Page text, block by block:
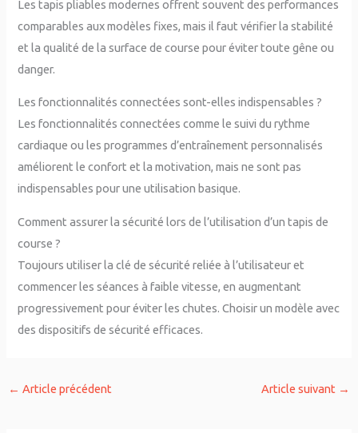
Les tapis pliables modernes offrent souvent des performances
comparables aux modèles fixes, mais il faut vérifier la stabilité
et la qualité de la surface de course pour éviter toute gêne ou
danger.
Les fonctionnalités connectées sont-elles indispensables ?
Les fonctionnalités connectées comme le suivi du rythme
cardiaque ou les programmes d’entraînement personnalisés
améliorent le confort et la motivation, mais ne sont pas
indispensables pour une utilisation basique.
Comment assurer la sécurité lors de l’utilisation d’un tapis de
course ?
Toujours utiliser la clé de sécurité reliée à l’utilisateur et
commencer les séances à faible vitesse, en augmentant
progressivement pour éviter les chutes. Choisir un modèle avec
des dispositifs de sécurité efficaces.
← Article précédent Article suivant →